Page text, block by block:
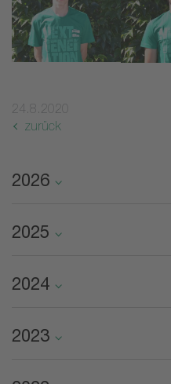
24.8.2020
zurück
2026
2025
2024
2023